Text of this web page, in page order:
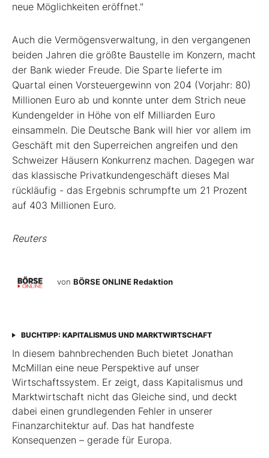
neue Möglichkeiten eröffnet."
Auch die Vermögensverwaltung, in den vergangenen
beiden Jahren die größte Baustelle im Konzern, macht
der Bank wieder Freude. Die Sparte lieferte im
Quartal einen Vorsteuergewinn von 204 (Vorjahr: 80)
Millionen Euro ab und konnte unter dem Strich neue
Kundengelder in Höhe von elf Milliarden Euro
einsammeln. Die Deutsche Bank will hier vor allem im
Geschäft mit den Superreichen angreifen und den
Schweizer Häusern Konkurrenz machen. Dagegen war
das klassische Privatkundengeschäft dieses Mal
rückläufig - das Ergebnis schrumpfte um 21 Prozent
auf 403 Millionen Euro.
Reuters
von BÖRSE ONLINE Redaktion
BUCHTIPP: KAPITALISMUS UND MARKTWIRTSCHAFT
In diesem bahnbrechenden Buch bietet Jonathan
McMillan eine neue Perspektive auf unser
Wirtschaftssystem. Er zeigt, dass Kapitalismus und
Marktwirtschaft nicht das Gleiche sind, und deckt
dabei einen grundlegenden Fehler in unserer
Finanzarchitektur auf. Das hat handfeste
Konsequenzen – gerade für Europa.